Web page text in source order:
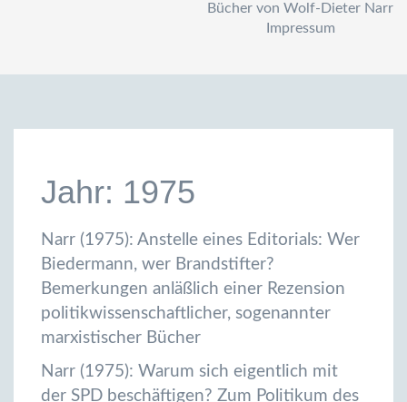
Bücher von Wolf-Dieter Narr
Impressum
Jahr: 1975
Narr (1975): Anstelle eines Editorials: Wer
Biedermann, wer Brandstifter?
Bemerkungen anläßlich einer Rezension
politikwissenschaftlicher, sogenannter
marxistischer Bücher
Narr (1975): Warum sich eigentlich mit
der SPD beschäftigen? Zum Politikum des